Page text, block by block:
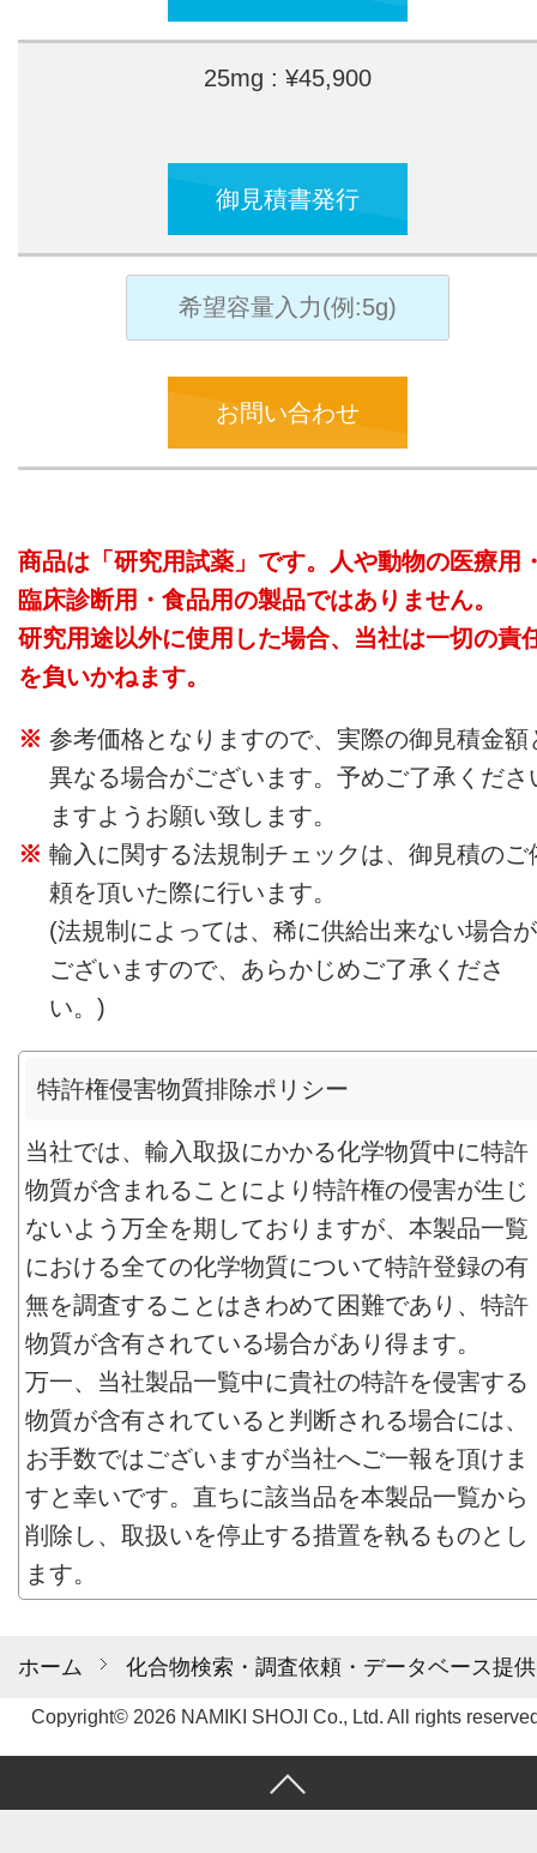
ホーム 化合物検索・調査依頼・データベース提供
25mg : ¥45,900
御見積書発行
お問い合わせ
商品は「研究用試薬」です。人や動物の医療用
臨床診断用・食品用の製品ではありません。
研究用途以外に使用した場合、当社は一切の責
を負いかねます。
参考価格となりますので、実際の御見積金額
異なる場合がございます。予めご了承くださ
ますようお願い致します。
輸入に関する法規制チェックは、御見積のご
頼を頂いた際に行います。
(法規制によっては、稀に供給出来ない場合が
ございますので、あらかじめご了承くださ
い。)
特許権侵害物質排除ポリシー
当社では、輸入取扱にかかる化学物質中に特許
物質が含まれることにより特許権の侵害が生じ
ないよう万全を期しておりますが、本製品一覧
における全ての化学物質について特許登録の有
無を調査することはきわめて困難であり、特許
物質が含有されている場合があり得ます。
万一、当社製品一覧中に貴社の特許を侵害する
物質が含有されていると判断される場合には、
お手数ではございますが当社へご一報を頂けま
すと幸いです。直ちに該当品を本製品一覧から
削除し、取扱いを停止する措置を執るものとし
ます。
Copyright© 2026 NAMIKI SHOJI Co., Ltd. All rights